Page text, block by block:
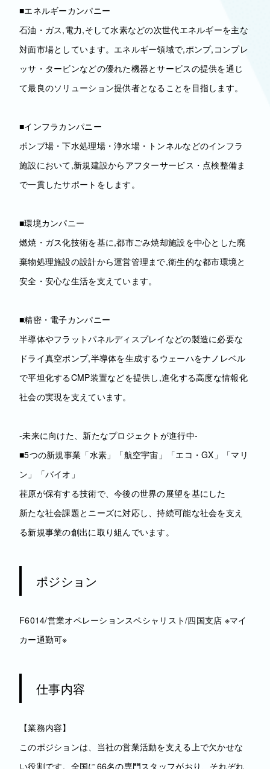
■エネルギーカンパニー
石油・ガス,電力,そして水素などの次世代エネルギーを主な
対面市場としています。エネルギー領域で,ポンプ,コンプレ
ッサ・タービンなどの優れた機器とサービスの提供を通じ
て最良のソリューション提供者となることを目指します。
■インフラカンパニー
ポンプ場・下水処理場・浄水場・トンネルなどのインフラ
施設において,新規建設からアフターサービス・点検整備ま
で一貫したサポートをします。
■環境カンパニー
燃焼・ガス化技術を基に,都市ごみ焼却施設を中心とした廃
棄物処理施設の設計から運営管理まで,衛生的な都市環境と
安全・安心な生活を支えています。
■精密・電子カンパニー
半導体やフラットパネルディスプレイなどの製造に必要な
ドライ真空ポンプ,半導体を生成するウェーハをナノレベル
で平坦化するCMP装置などを提供し,進化する高度な情報化
社会の実現を支えています。
‐未来に向けた、新たなプロジェクトが進行中‐
■5つの新規事業「水素」「航空宇宙」「エコ・GX」「マリ
ン」「バイオ」
荏原が保有する技術で、今後の世界の展望を基にした
新たな社会課題とニーズに対応し、持続可能な社会を支え
る新規事業の創出に取り組んでいます。
ポジション
F6014/営業オペレーションスペシャリスト/四国支店 ※マイ
カー通勤可※
仕事内容
【業務内容】
このポジションは、当社の営業活動を支える上で欠かせな
い役割です。全国に66名の専門スタッフがおり、それぞれ